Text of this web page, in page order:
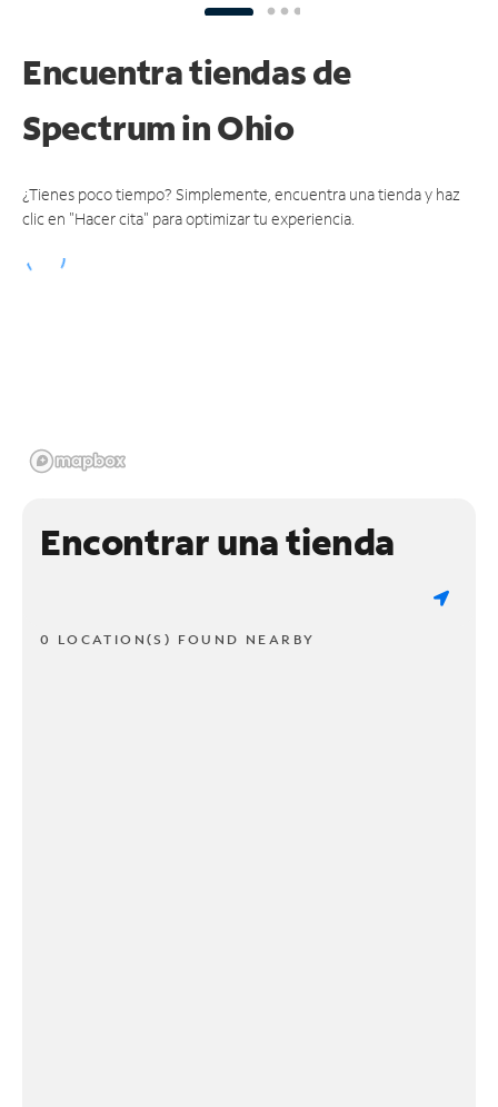
Encuentra tiendas de
Spectrumin Ohio
¿Tienes poco tiempo? Simplemente, encuentra una tienda y haz
clic en "Hacer cita" para optimizar tu experiencia.
Encontrar una tienda
0 LOCATION(S) FOUND NEARBY